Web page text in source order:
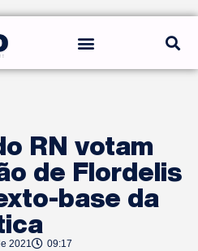
RN votam
de Flordelis
base da
2021 09:17